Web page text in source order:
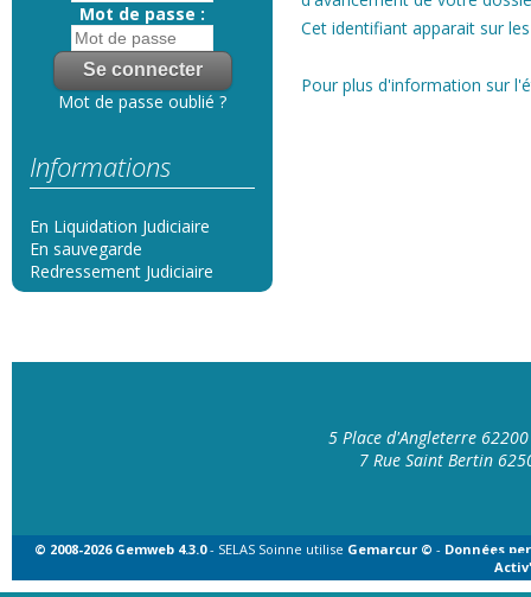
Mot de passe :
Mot de passe oublié ?
Informations
En Liquidation Judiciaire
En sauvegarde
Redressement Judiciaire
Cet identifiant apparait sur
Pour plus d'information sur
5 Place d'Angleterre
7 Rue Saint Bertin
© 2008-2026 Gemweb 4.3.0- SELAS Soinne utilise Gemarcur © - Données